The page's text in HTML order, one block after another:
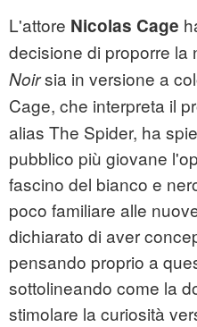
L'attore Nicolas Cage
decisione di proporre la
Noirsia in versione a
Cage, che interpreta il
alias The Spider, ha
pubblico più giovane
fascino del bianco e
poco familiare alle
dichiarato di aver
pensando proprio a
sottolineando come la
stimolare la curiosità